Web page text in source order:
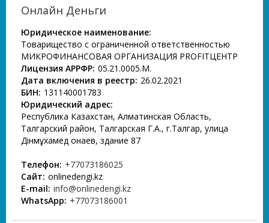
Онлайн Деньги
Юридическое наименование:
Товарищество с ограниченной ответственностью
МИКРОФИНАНСОВАЯ ОРГАНИЗАЦИЯ PROFITЦЕНТР
Лицензия АРРФР: 05.21.0005.М.
Дата включения в реестр: 26.02.2021
БИН: 131140001783
Юридический адрес:
Республика Казахстан, Алматинская Область,
Талгарский район, Талгарская Г.А., г.Талгар, улица
Дінмұхамед Қонаев, здание 87
Телефон: +77073186025
Сайт: onlinedengi.kz
E-mail: info@onlinedengi.kz
WhatsApp: +77073186001